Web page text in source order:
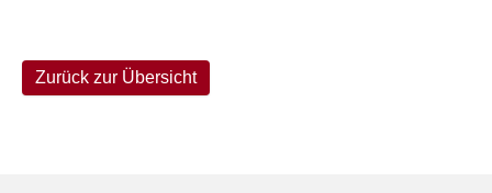
Zurück zur Übersicht